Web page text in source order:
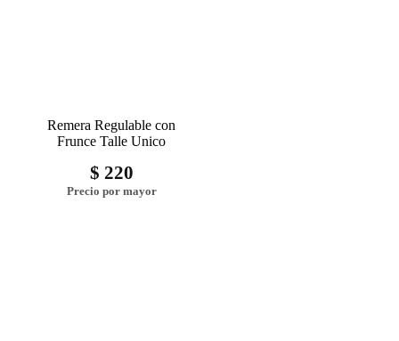
Remera Regulable con
Frunce Talle Unico
$ 220